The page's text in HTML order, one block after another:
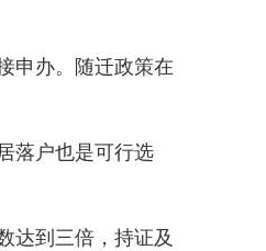
申办。随迁政策在
落户也是可行选
达到三倍，持证及